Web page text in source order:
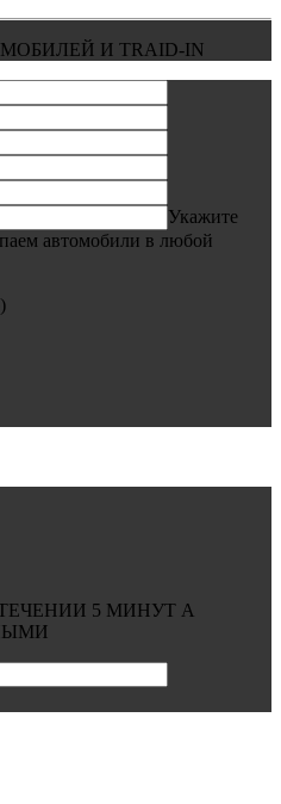
И TRAID-IN
Укажите
автомобили в любой
5 МИНУТ А